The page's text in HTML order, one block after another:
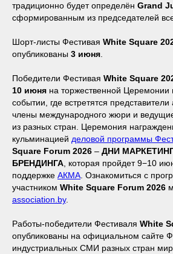
традиционно будет определён Grand
сформированным из председателей
Шорт-листы Фестивая White Square
опубликованы 3 июня
Победители Фестивая White Square
10 июня на торжественной
событии, где встретятся представители
члены международного жюри и
из разных стран. Церемония
кульминацией деловой программы
Square Forum 2026 – ДНИ
БРЕНДИНГА , которая пройдет 9−10
поддержке АКМА . Ознакомиться с
участником White Square Forum 2026
association.by.
Работы-победители Фестиваля White
опубликованы на официальном сайте
индустриальных СМИ разных стран